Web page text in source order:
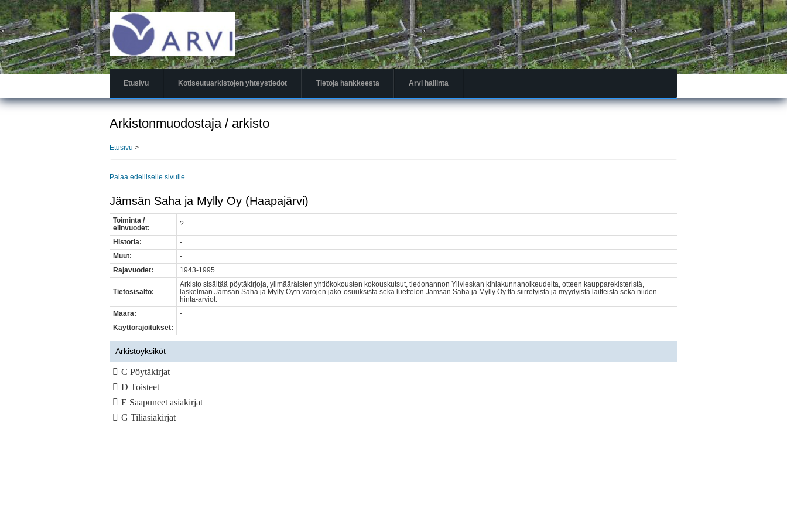
Hyppää
pääsisältöön
Etusivu Kotiseutuarkistojen yhteystiedot Tietoja hankkeesta Arvi hallinta
Arkistonmuodostaja / arkisto
Etusivu >
Palaa edelliselle sivulle
Jämsän Saha ja Mylly Oy (Haapajärvi)
Toiminta /
elinvuodet:
?
Historia:
-
Muut:
-
Rajavuodet:
1943-1995
Tietosisältö:
Arkisto sisältää pöytäkirjoja, ylimääräisten yhtiökokousten kokouskutsut, tiedonannon Ylivieskan kihlakunnanoikeudelta, otteen kaupparekisteristä,
laskelman Jämsän Saha ja Mylly Oy:n varojen jako-osuuksista sekä luettelon Jämsän Saha ja Mylly Oy:ltä siirretyistä ja myydyistä laitteista sekä niiden
hinta-arviot.
Määrä:
-
Käyttörajoitukset:
-
Arkistoyksiköt
C Pöytäkirjat
D Toisteet
E Saapuneet asiakirjat
G Tiliasiakirjat